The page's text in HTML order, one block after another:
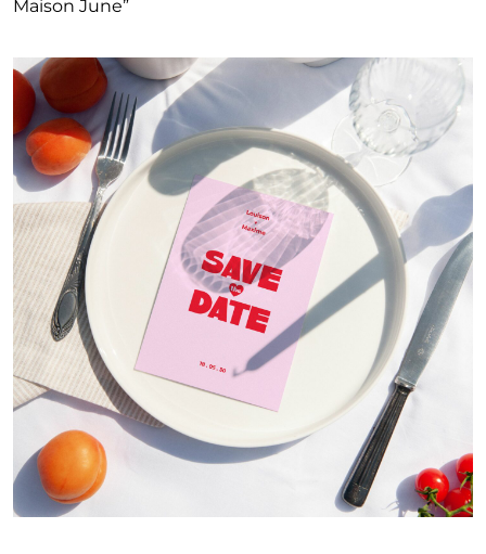
Maison June”